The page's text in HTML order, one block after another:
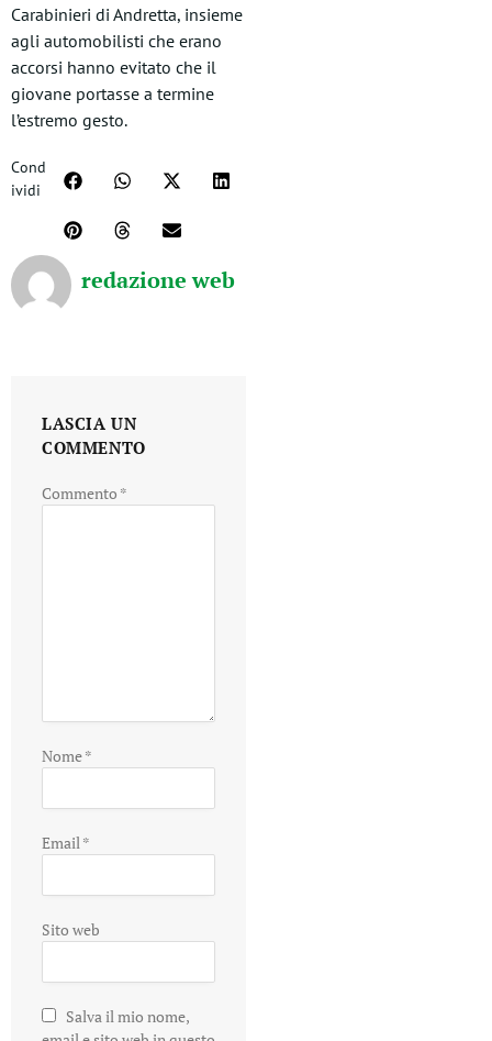
Carabinieri di Andretta, insieme
agli automobilisti che erano
accorsi hanno evitato che il
giovane portasse a termine
l’estremo gesto.
Cond
ividi
redazione web
LASCIA UN
COMMENTO
Commento *
Nome*
Email*
Sito web
Salva il mio nome,